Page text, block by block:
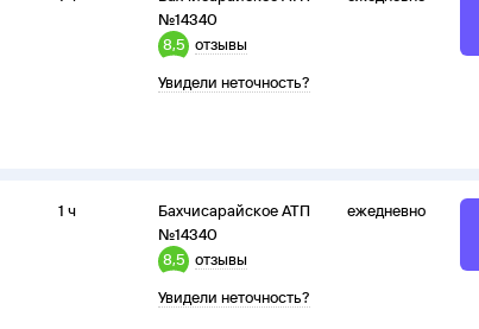
№14340
8,5 отзывы
Увидели неточность?
1 ч
Бахчисарайское АТП
№14340
8,5 отзывы
Увидели неточность?
ежедневно